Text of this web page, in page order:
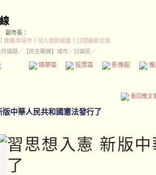
副市長：
推薦本城市 加入我的最愛
訂閱最新文章
共議題 ／ 【民生戰線】城市／討論區／
精華區 投票區 影像館
看回應文
版中華人民共和國憲法發行了
習思想入憲 新版
了